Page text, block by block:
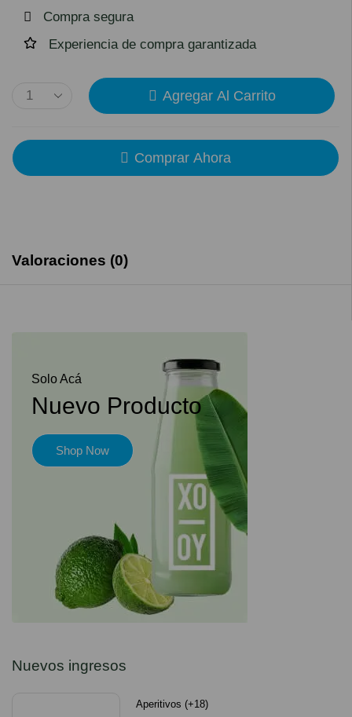
Compra segura
Experiencia de compra garantizada
Agregar Al Carrito
Comprar Ahora
Valoraciones (0)
Solo Acá
Nuevo Producto
Shop Now
Nuevos ingresos
Aperitivos (+18)